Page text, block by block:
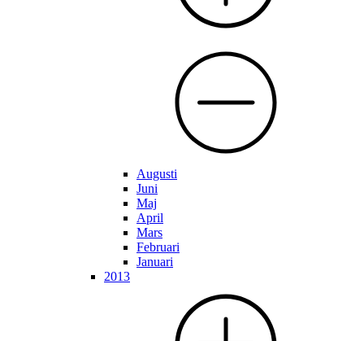
Augusti
Juni
Maj
April
Mars
Februari
Januari
2013